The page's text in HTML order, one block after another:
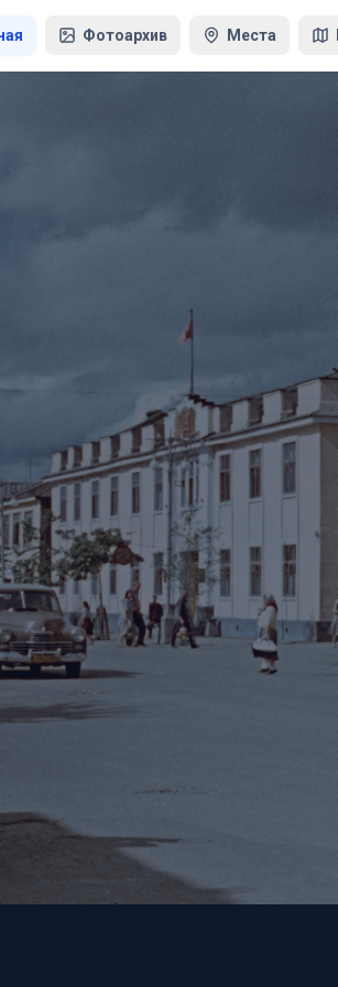
Фотоархив Места